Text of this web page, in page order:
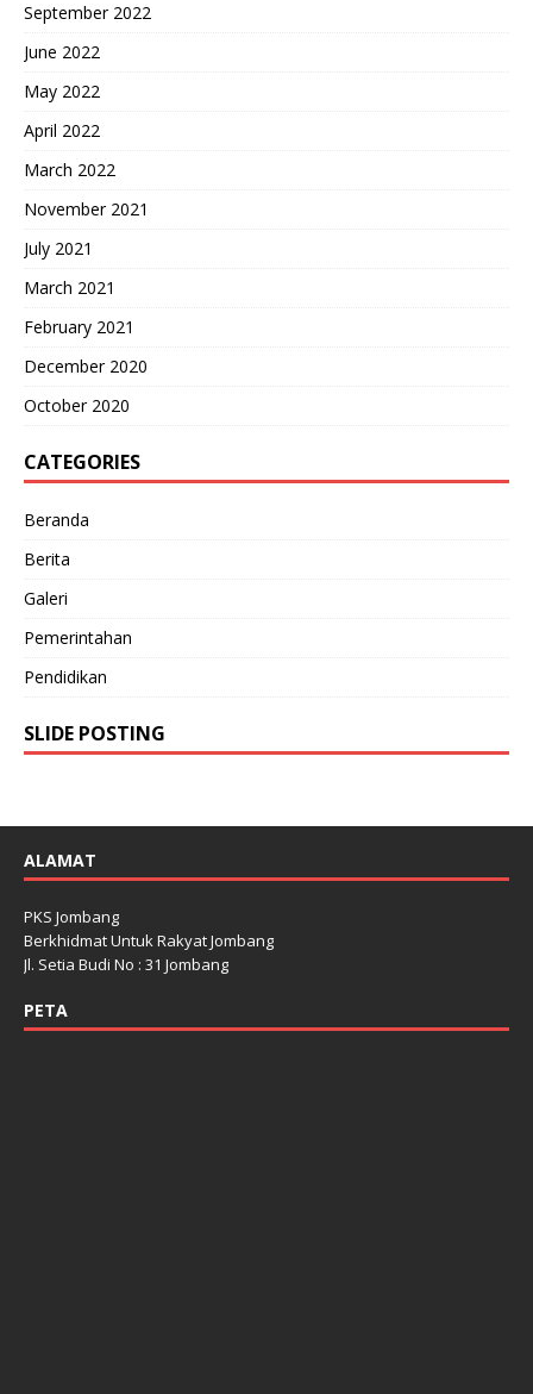
September 2022
June 2022
May 2022
April 2022
March 2022
November 2021
July 2021
March 2021
February 2021
December 2020
October 2020
CATEGORIES
Beranda
Berita
Galeri
Pemerintahan
Pendidikan
SLIDE POSTING
ALAMAT
PKS Jombang
Berkhidmat Untuk Rakyat Jombang
Jl. Setia Budi No : 31 Jombang
PETA